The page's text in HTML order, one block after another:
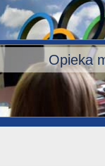
Opieka